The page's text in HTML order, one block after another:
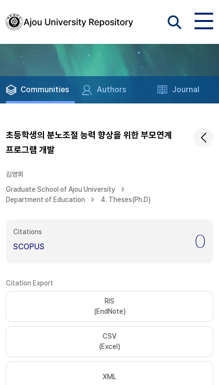
Communities Authors Journal
초등학생의 분노조절 능력 향상을 위한 부모연계
프로그램 개발
김영희
Graduate School of Ajou University
Department of Education
4. Theses(Ph.D)
Citations
SCOPUS 0
Citation Export
RIS
(EndNote)
CSV
(Excel)
XML